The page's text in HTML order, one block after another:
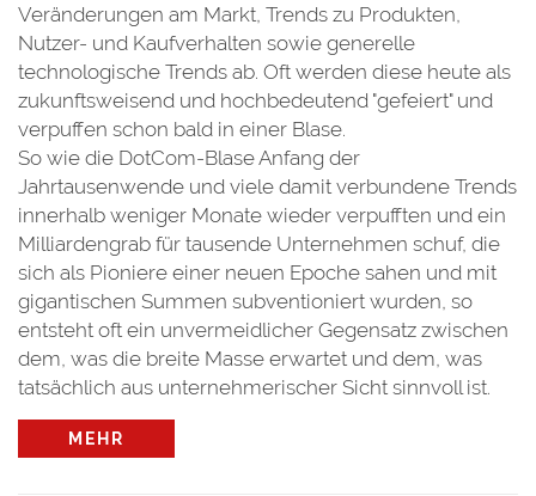
Veränderungen am Markt, Trends zu Produkten,
Nutzer- und Kaufverhalten sowie generelle
technologische Trends ab. Oft werden diese heute als
zukunftsweisend und hochbedeutend "gefeiert" und
verpuffen schon bald in einer Blase.
So wie die DotCom-Blase Anfang der
Jahrtausenwende und viele damit verbundene Trends
innerhalb weniger Monate wieder verpufften und ein
Milliardengrab für tausende Unternehmen schuf, die
sich als Pioniere einer neuen Epoche sahen und mit
gigantischen Summen subventioniert wurden, so
entsteht oft ein unvermeidlicher Gegensatz zwischen
dem, was die breite Masse erwartet und dem, was
tatsächlich aus unternehmerischer Sicht sinnvoll ist.
MEHR